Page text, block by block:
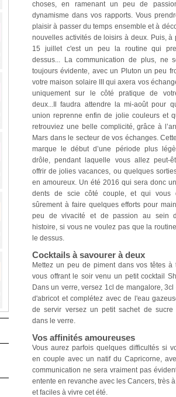
choses, en ramenant un peu de
dynamisme dans vos rapports. Vous
plaisir à passer du temps ensemble et à
nouvelles activités de loisirs à deux. Puis, à
15 juillet c'est un peu la routine qui
dessus... La communication de plus, ne
toujours évidente, avec un Pluton un peu
votre maison solaire III qui axera vos
uniquement sur le côté pratique de
deux...Il faudra attendre la mi-août pour
union reprenne enfin de jolie couleurs et
retrouviez une belle complicité, grâce à
Mars dans le secteur de vos échanges.
marque le début d’une période plus
drôle, pendant laquelle vous allez peut-
offrir de jolies vacances, ou quelques
en amoureux. Un été 2016 qui sera donc
dents de scie côté couple, et qui vous
sûrement à faire quelques efforts pour
peu de vivacité et de passion au sein
histoire, si vous ne voulez pas que la
le dessus.
Cocktails à savourer à deux
Mettez un peu de piment dans vos têtes à
vous offrant le soir venu un petit cocktail
Dans un verre, versez 1cl de mangalore, 3cl
d'abricot et complétez avec de l'eau
de servir versez un petit sachet de sucre
dans le verre.
Vos affinités amoureuses
Vous aurez parfois quelques difficultés si
en couple avec un natif du Capricorne,
communication ne sera vraiment pas
entente en revanche avec les Cancers, très
et faciles à vivre cet été.